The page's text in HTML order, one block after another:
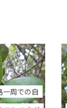
一周での自